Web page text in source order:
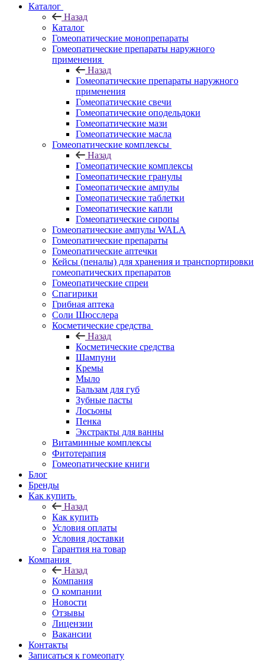
Каталог
Назад
Каталог
Гомеопатические монопрепараты
Гомеопатические препараты наружного
применения
Назад
Гомеопатические препараты наружного
применения
Гомеопатические свечи
Гомеопатические оподельдоки
Гомеопатические мази
Гомеопатические масла
Гомеопатические комплексы
Назад
Гомеопатические комплексы
Гомеопатические гранулы
Гомеопатические ампулы
Гомеопатические таблетки
Гомеопатические капли
Гомеопатические сиропы
Гомеопатические ампулы WALA
Гомеопатические препараты
Гомеопатические аптечки
Кейсы (пеналы) для хранения и транспортировки
гомеопатических препаратов
Гомеопатические спреи
Спагирики
Грибная аптека
Соли Шюсслера
Косметические средства
Назад
Косметические средства
Шампуни
Кремы
Мыло
Бальзам для губ
Зубные пасты
Лосьоны
Пенка
Экстракты для ванны
Витаминные комплексы
Фитотерапия
Гомеопатические книги
Блог
Бренды
Как купить
Назад
Как купить
Условия оплаты
Условия доставки
Гарантия на товар
Компания
Назад
Компания
О компании
Новости
Отзывы
Лицензии
Вакансии
Контакты
Записаться к гомеопату